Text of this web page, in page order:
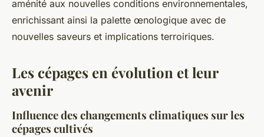
aménité aux nouvelles conditions environnementales,
enrichissant ainsi la palette œnologique avec de
nouvelles saveurs et implications terroiriques.
Les cépages en évolution et leur
avenir
Influence des changements climatiques sur les
cépages cultivés